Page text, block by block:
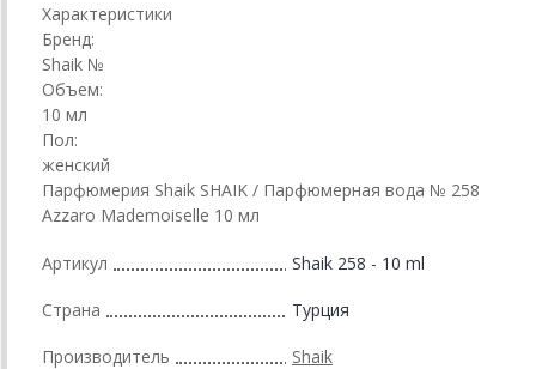
Характеристики
Бренд:
Shaik №
Объем:
10 мл
Пол:
женский
Парфюмерия Shaik SHAIK / Парфюмерная вода № 258
Azzaro Mademoiselle 10 мл
Артикул Shaik 258 - 10 ml
Страна Турция
Производитель Shaik